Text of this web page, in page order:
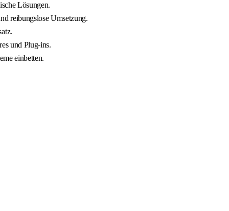
Lösungen.
reibungslose Umsetzung.
und Plug-ins.
einbetten.